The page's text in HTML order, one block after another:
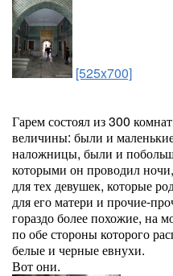
[525x700]
Гарем состоял из 300
величины: были и
наложницы, были и
которыми он проводил
для тех девушек, которые
для его матери и прочие-
гораздо более похожие, на
по обе стороны которого
белые и черные евнухи.
Вот они.